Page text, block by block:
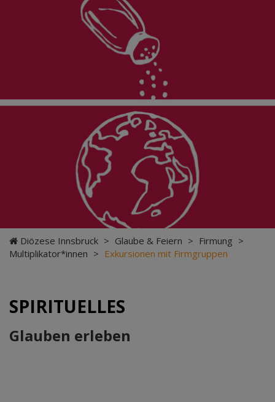
Diözese Innsbruck > Glaube & Feiern > Firmung >
Multiplikator*innen > Exkursionen mit Firmgruppen
SPIRITUELLES
Glauben erleben